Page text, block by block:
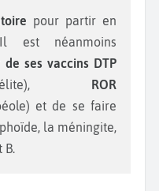
pour partir en
est néanmoins
ses vaccins DTP
ROR
et de se faire
la méningite,
B.